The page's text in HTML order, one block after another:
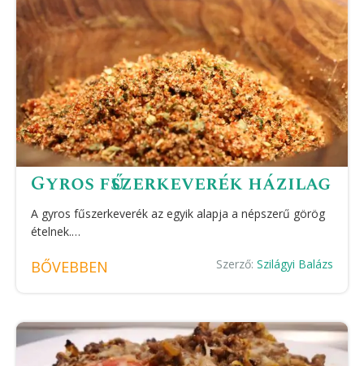
Gyros fűszerkeverék házilag
A gyros fűszerkeverék az egyik alapja a népszerű görög
ételnek.…
BŐVEBBEN Szerző: Szilágyi Balázs